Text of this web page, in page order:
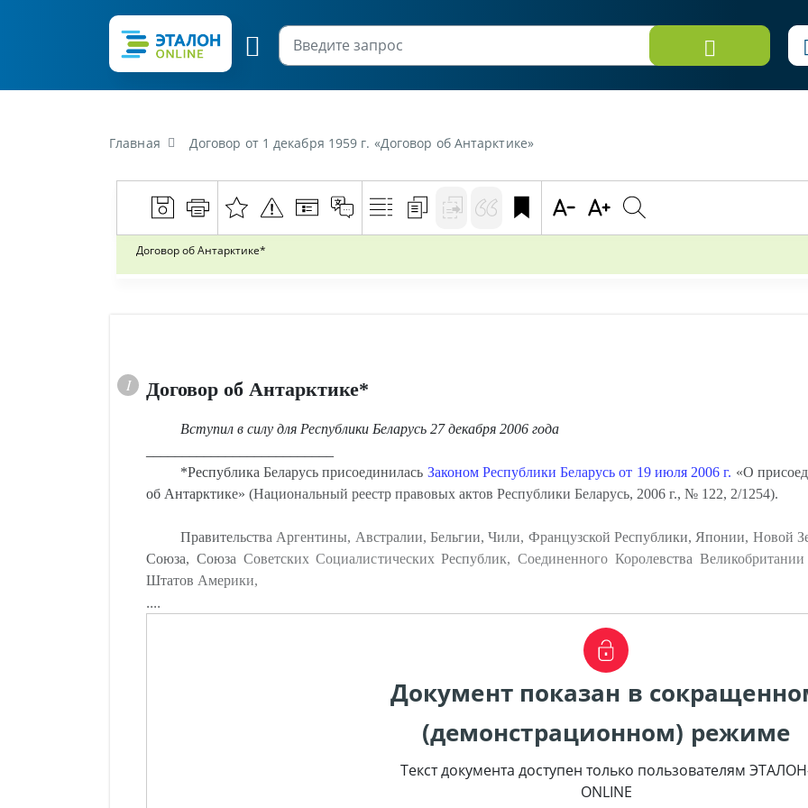
Главная Договор от 1 декабря 1959 г. «Договор об Антарктике»
Договор об Антарктике*
Договор об Антарктике*
Вступил в силу для Республики Беларусь 27 декабря 2006 года
*Республика Беларусь присоединилась Законом Республики Беларусь от 19 июля 2006 г. «О
об Антарктике» (Национальный реестр правовых актов Республики Беларусь, 2006 г., № 122, 2/1254).
Правительства Аргентины, Австралии, Бельгии, Чили, Французской Республики, Японии, Новой
Союза, Союза Советских Социалистических Республик, Соединенного Королевства
Штатов Америки,
....
Документ показан в
(демонстрационном) режиме
Текст документа доступен только пользователям
ONLINE